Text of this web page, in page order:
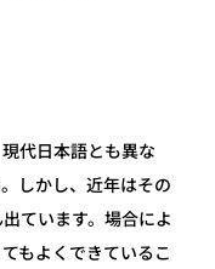
代日本語とも異な
しかし、近年はその
ています。場合によ
もよくできているこ